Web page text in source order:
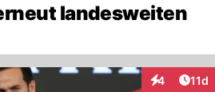
landesweiten
4 11d